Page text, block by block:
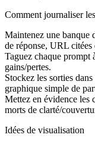
Comment journaliser
Maintenez une banque
de réponse, URL citées
Taguez chaque prompt
gains/pertes.
Stockez les sorties
graphique simple de
Mettez en évidence les
morts de clarté/
Idées de visualisation